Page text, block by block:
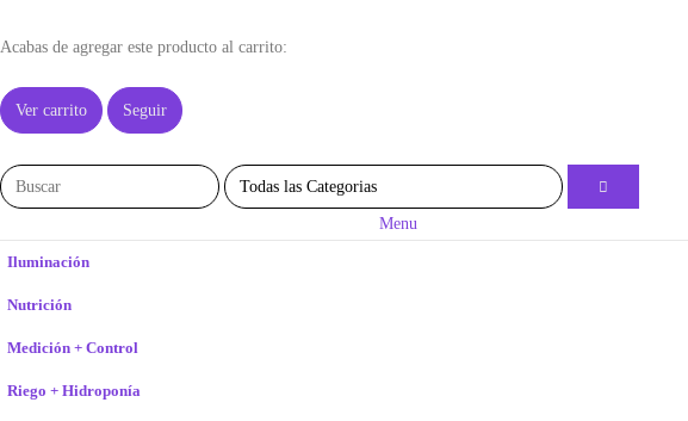
Acabas de agregar este producto al carrito:
Ver carrito Seguir
Menu
Iluminación
Nutrición
Medición + Control
Riego + Hidroponía